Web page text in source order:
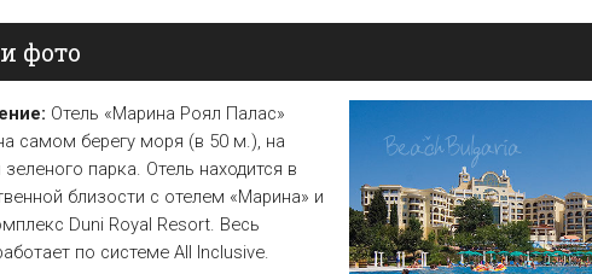
Отели в Варне
фото
Отель «Марина Роял Палас»
самом берегу моря (в 50 м.), на
зеленого парка. Отель находится в
близости с отелем «Марина» и
Duni Royal Resort. Весь
по системе All Inclusive.